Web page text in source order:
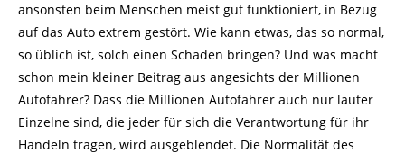
ansonsten beim Menschen meist gut funktioniert, in Bezug
auf das Auto extrem gestört. Wie kann etwas, das so normal,
so üblich ist, solch einen Schaden bringen? Und was macht
schon mein kleiner Beitrag aus angesichts der Millionen
Autofahrer? Dass die Millionen Autofahrer auch nur lauter
Einzelne sind, die jeder für sich die Verantwortung für ihr
Handeln tragen, wird ausgeblendet. Die Normalität des